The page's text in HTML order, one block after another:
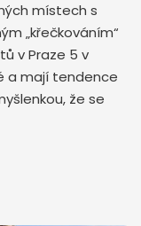
místech s
„křečkováním“
v Praze 5 v
a mají tendence
že se